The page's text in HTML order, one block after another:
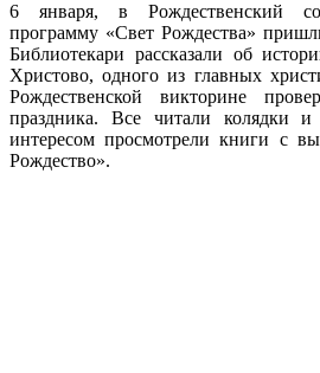
6 января, в Рождественский
программу «Свет Рождества»
Библиотекари рассказали об
Христово, одного из главных
Рождественской викторине
праздника. Все читали колядки
интересом просмотрели книги с
Рождество».